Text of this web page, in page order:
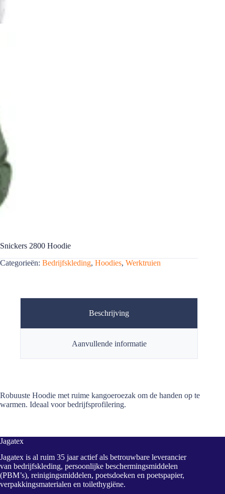
Snickers 2800 Hoodie
Categorieën: Bedrijfskleding, Hoodies, Werktruien
Beschrijving
Aanvullende informatie
Robuuste Hoodie met ruime kangoeroezak om de handen op te
warmen. Ideaal voor bedrijfsprofilering.
Jagatex
Jagatex is al ruim 35 jaar actief als betrouwbare leverancier
van bedrijfskleding, persoonlijke beschermingsmiddelen
(PBM’s), reinigingsmiddelen, poetsdoeken en poetspapier,
verpakkingsmaterialen en toilethygiëne.